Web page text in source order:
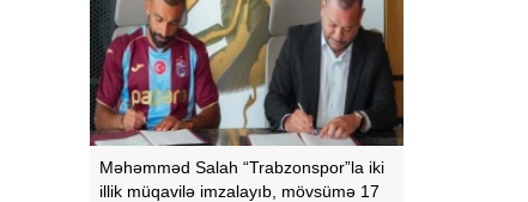
Məhəmməd Salah “Trabzonspor”la iki
illik müqavilə imzalayıb, mövsümə 17